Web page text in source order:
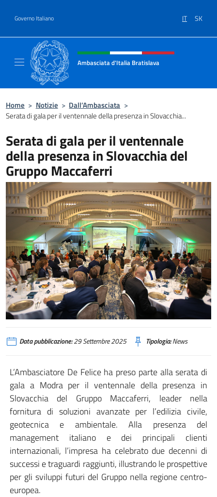
Governo Italiano IT SK
Intestazione sito, social e menù
Ambasciata d'Italia Bratislava
Home > Notizie > Dall’Ambasciata >
Serata di gala per il ventennale della presenza in Slovacchia...
Serata di gala per il ventennale
della presenza in Slovacchia del
Gruppo Maccaferri
Data pubblicazione:29 Settembre 2025 Tipologia:News
L’Ambasciatore De Felice ha preso parte alla serata di
gala a Modra per il ventennale della presenza in
Slovacchia del Gruppo Maccaferri, leader nella
fornitura di soluzioni avanzate per l’edilizia civile,
geotecnica e ambientale. Alla presenza del
management italiano e dei principali clienti
internazionali, l’impresa ha celebrato due decenni di
successi e traguardi raggiunti, illustrando le prospettive
per gli sviluppi futuri del Gruppo nella regione centro-
europea.